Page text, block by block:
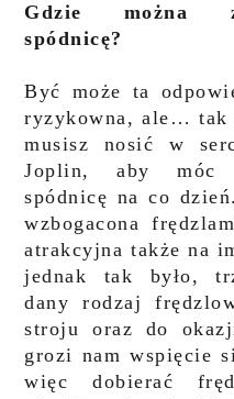
Gdzie można
spódnicę?
Być może ta
ryzykowna, ale… tak
musisz nosić w
Joplin, aby móc
spódnicę na co
wzbogacona
atrakcyjna także na
jednak tak było,
dany rodzaj
stroju oraz do
grozi nam wspięcie
więc dobierać